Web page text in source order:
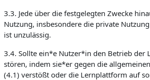
3.3. Jede über die festgelegten Zwecke
Nutzung, insbesondere die private
ist unzulässig.
3.4. Sollte ein*e Nutzer*in den Betrieb der
stören, indem sie*er gegen die
(4.1) verstößt oder die Lernplattform auf